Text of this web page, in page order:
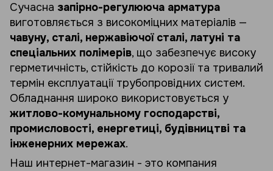
Сучасна запірно-регулююча арматура
виготовляється з високоміцних матеріалів —
чавуну, сталі, нержавіючої сталі, латуні та
спеціальних полімерів, що забезпечує високу
герметичність, стійкість до корозії та тривалий
термін експлуатації трубопровідних систем.
Обладнання широко використовується у
житлово-комунальному господарстві,
промисловості, енергетиці, будівництві та
інженерних мережах.
Наш интернет-магазин - это компания